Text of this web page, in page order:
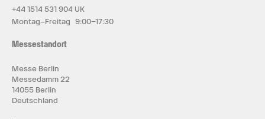
+44 1514 531 904 UK
Montag–Freitag 9:00–17:30
Messestandort
Messe Berlin
Messedamm 22
14055 Berlin
Deutschland